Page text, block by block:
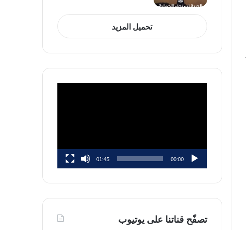
تحميل المزيد
00:00
01:45
تصفّح قناتنا على يوتيوب